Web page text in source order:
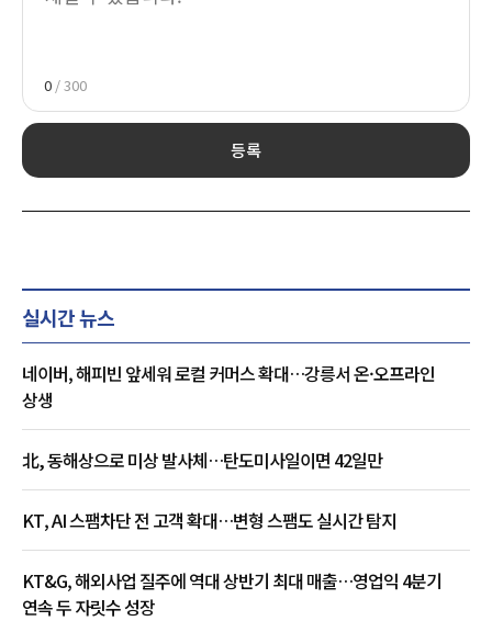
0 / 300
등록
실시간 뉴스
네이버, 해피빈 앞세워 로컬 커머스 확대…강릉서 온·오프라인
상생
北, 동해상으로 미상 발사체…탄도미사일이면 42일만
KT, AI 스팸차단 전 고객 확대…변형 스팸도 실시간 탐지
KT&G, 해외사업 질주에 역대 상반기 최대 매출…영업익 4분기
연속 두 자릿수 성장